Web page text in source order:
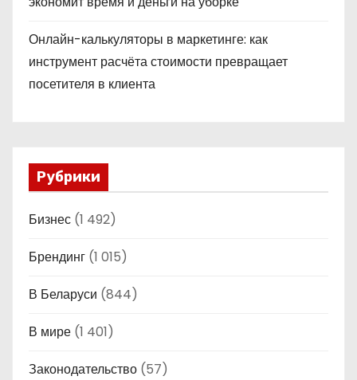
Онлайн-калькуляторы в маркетинге: как
инструмент расчёта стоимости превращает
посетителя в клиента
Рубрики
Бизнес (1 492)
Брендинг (1 015)
В Беларуси (844)
В мире (1 401)
Законодательство (57)